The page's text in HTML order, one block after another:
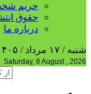
حریم
حقوق
درباره ما
شنبه / ۱۷ مرداد / ۱۴۰۵
Saturday, 8 August , 2026